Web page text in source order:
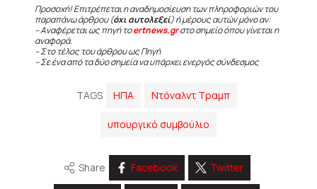
Προσοχή! Επιτρέπεται η αναδημοσίευση των πληροφοριών του
παραπάνω άρθρου (όχι αυτολεξεί) ή μέρους αυτών μόνο αν:
– Αναφέρεται ως πηγή τοertnews.grστο σημείο όπου γίνεται η
αναφορά.
– Στο τέλος του άρθρου ως Πηγή
– Σε ένα από τα δύο σημεία να υπάρχει ενεργός σύνδεσμος
TAGS ΗΠΑ Ντόναλντ Τραμπ
υπουργικό συμβούλιο
Share Facebook Twitter